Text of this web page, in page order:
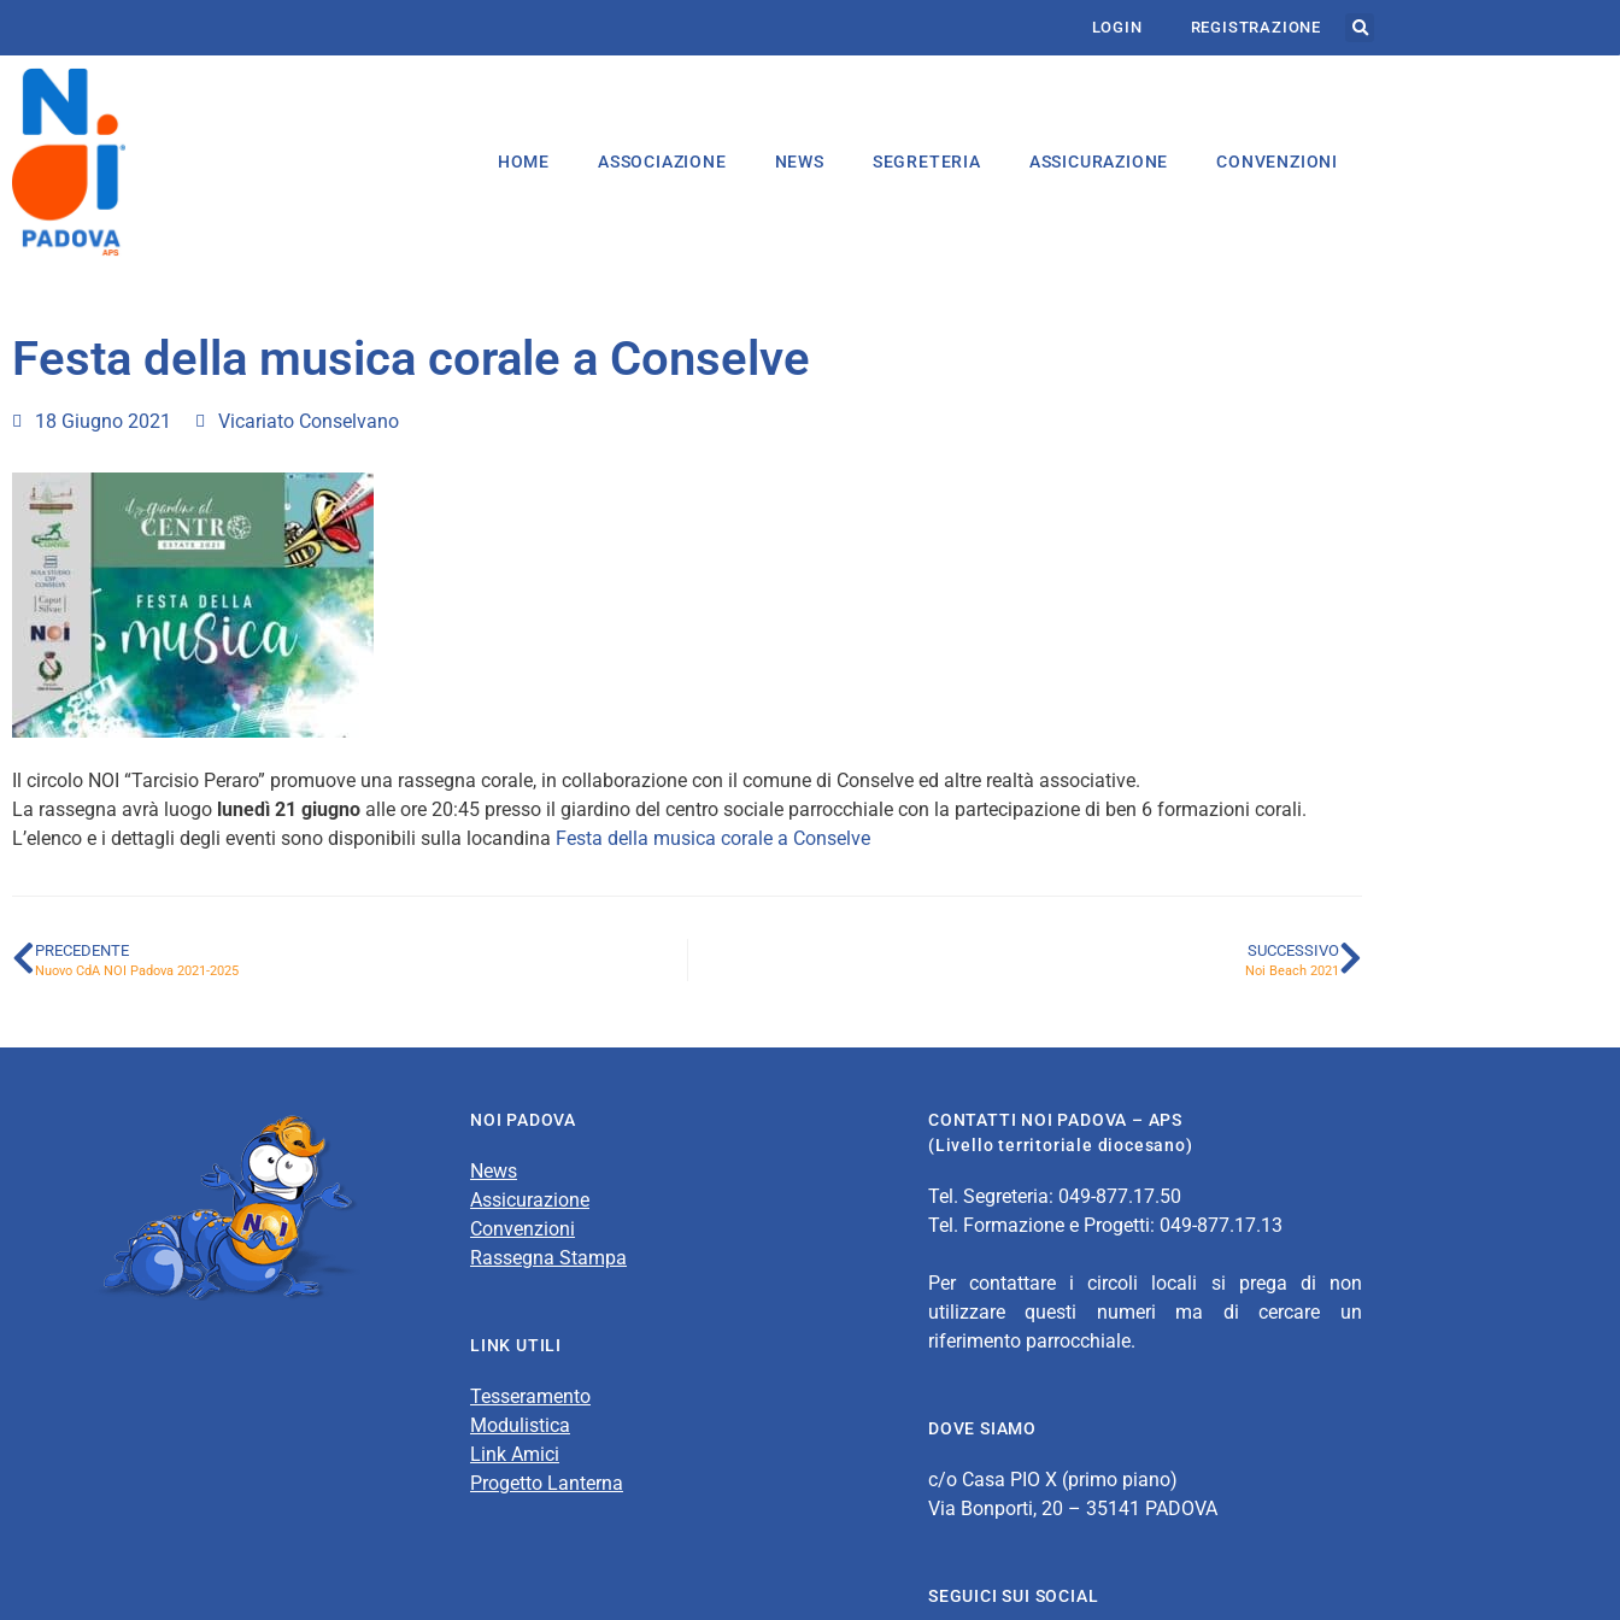
LOGIN REGISTRAZIONE
HOME ASSOCIAZIONE NEWS SEGRETERIA ASSICURAZIONE CONVENZIONI
Festa della musica corale a Conselve
18 Giugno 2021 Vicariato Conselvano
Il circolo NOI “Tarcisio Peraro” promuove una rassegna corale, in collaborazione con il comune di Conselve ed altre realtà associative.
La rassegna avrà luogo lunedì 21 giugno alle ore 20:45 presso il giardino del centro sociale parrocchiale con la partecipazione di ben 6 formazioni corali.
L’elenco e i dettagli degli eventi sono disponibili sulla locandina Festa della musica corale a Conselve
PRECEDENTE
Nuovo CdA NOI Padova 2021-2025
SUCCESSIVO
Noi Beach 2021
NOI PADOVA
News
Assicurazione
Convenzioni
Rassegna Stampa
LINK UTILI
Tesseramento
Modulistica
Link Amici
Progetto Lanterna
CONTATTI NOI PADOVA – APS
(Livello territoriale diocesano)
Tel. Segreteria: 049-877.17.50
Tel. Formazione e Progetti: 049-877.17.13
Per contattare i circoli locali si prega di non
utilizzare questi numeri ma di cercare un
riferimento parrocchiale.
DOVE SIAMO
c/o Casa PIO X (primo piano)
Via Bonporti, 20 – 35141 PADOVA
SEGUICI SUI SOCIAL